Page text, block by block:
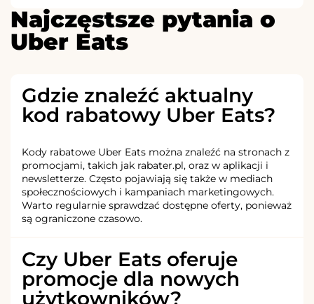
Najczęstsze pytania o
Uber Eats
Gdzie znaleźć aktualny
kod rabatowy Uber Eats?
Kody rabatowe Uber Eats można znaleźć na stronach z
promocjami, takich jak rabater.pl, oraz w aplikacji i
newsletterze. Często pojawiają się także w mediach
społecznościowych i kampaniach marketingowych.
Warto regularnie sprawdzać dostępne oferty, ponieważ
są ograniczone czasowo.
Czy Uber Eats oferuje
promocje dla nowych
użytkowników?